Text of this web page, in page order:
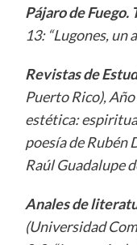
Pájaro de Fuego.
13: “Lugones, un
Revistas de
Puerto Rico),
estética:
poesía de Rubén
Raúl Guadalupe
Anales de
(Universidad